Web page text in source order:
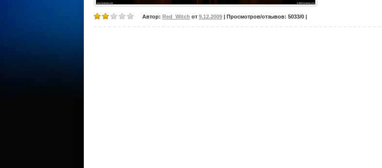
Автор: Red_Witch от 9.12.2009 | Просмотров/отзывов: 5033/0 |